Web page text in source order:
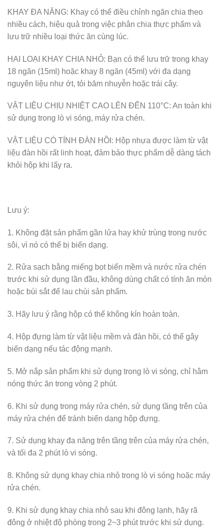
KHAY ĐA NĂNG: Khay có thể điều chỉnh ngăn chia theo
nhiều cách, hiệu quả trong việc phân chia thực phẩm và
lưu trữ nhiều loại thức ăn cùng lúc.
HAI LOẠI KHAY CHIA NHỎ: Bạn có thể lưu trữ trong khay
18 ngăn (15ml) hoặc khay 8 ngăn (45ml) với đa dạng
nguyên liệu như ớt, tỏi băm nhuyễn hoặc trái cây.
VẬT LIỆU CHỊU NHIỆT CAO LÊN ĐẾN 110°C: An toàn khi
sử dụng trong lò vi sóng, máy rửa chén.
VẬT LIỆU CÓ TÍNH ĐÀN HỒI: Hộp nhựa được làm từ vật
liệu đàn hồi rất linh hoạt, đảm bảo thực phẩm dễ dàng tách
khỏi hộp khi lấy ra.
Lưu ý:
1. Không đặt sản phẩm gần lửa hay khử trùng trong nước
sôi, vì nó có thể bị biến dạng.
2. Rửa sạch bằng miếng bọt biển mềm và nước rửa chén
trước khi sử dụng lần đầu, không dùng chất có tính ăn mòn
hoặc búi sắt để lau chùi sản phẩm.
3. Hãy lưu ý rằng hộp có thể không kín hoàn toàn.
4. Hộp đựng làm từ vật liệu mềm và đàn hồi, có thể gây
biến dạng nếu tác động mạnh.
5. Mở nắp sản phẩm khi sử dụng trong lò vi sóng, chỉ hâm
nóng thức ăn trong vòng 2 phút.
6. Khi sử dụng trong máy rửa chén, sử dụng tầng trên của
máy rửa chén để tránh biến dạng hộp đựng.
7. Sử dụng khay đa năng trên tầng trên của máy rửa chén,
và tối đa 2 phút lò vi sóng.
8. Không sử dụng khay chia nhỏ trong lò vi sóng hoặc máy
rửa chén.
9. Khi sử dụng khay chia nhỏ sau khi đông lạnh, hãy rã
đông ở nhiệt độ phòng trong 2~3 phút trước khi sử dụng.